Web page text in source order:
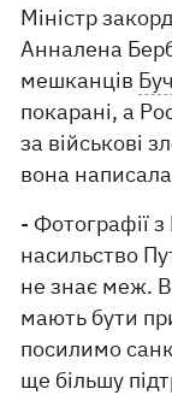
Міністр
Анналена
мешканців
покарані, а
за військові
вона
- Фотографії
насильство
не знає меж.
мають бути
посилимо
ще більшу